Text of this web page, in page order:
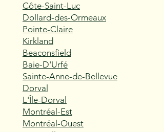
Côte-Saint-Luc
Dollard-des-Ormeaux
Pointe-Claire
Kirkland
Beaconsfield
Baie-D'Urfé
Sainte-Anne-de-Bellevue
Dorval
L'Île-Dorval
Montréal-Est
Montréal-Ouest